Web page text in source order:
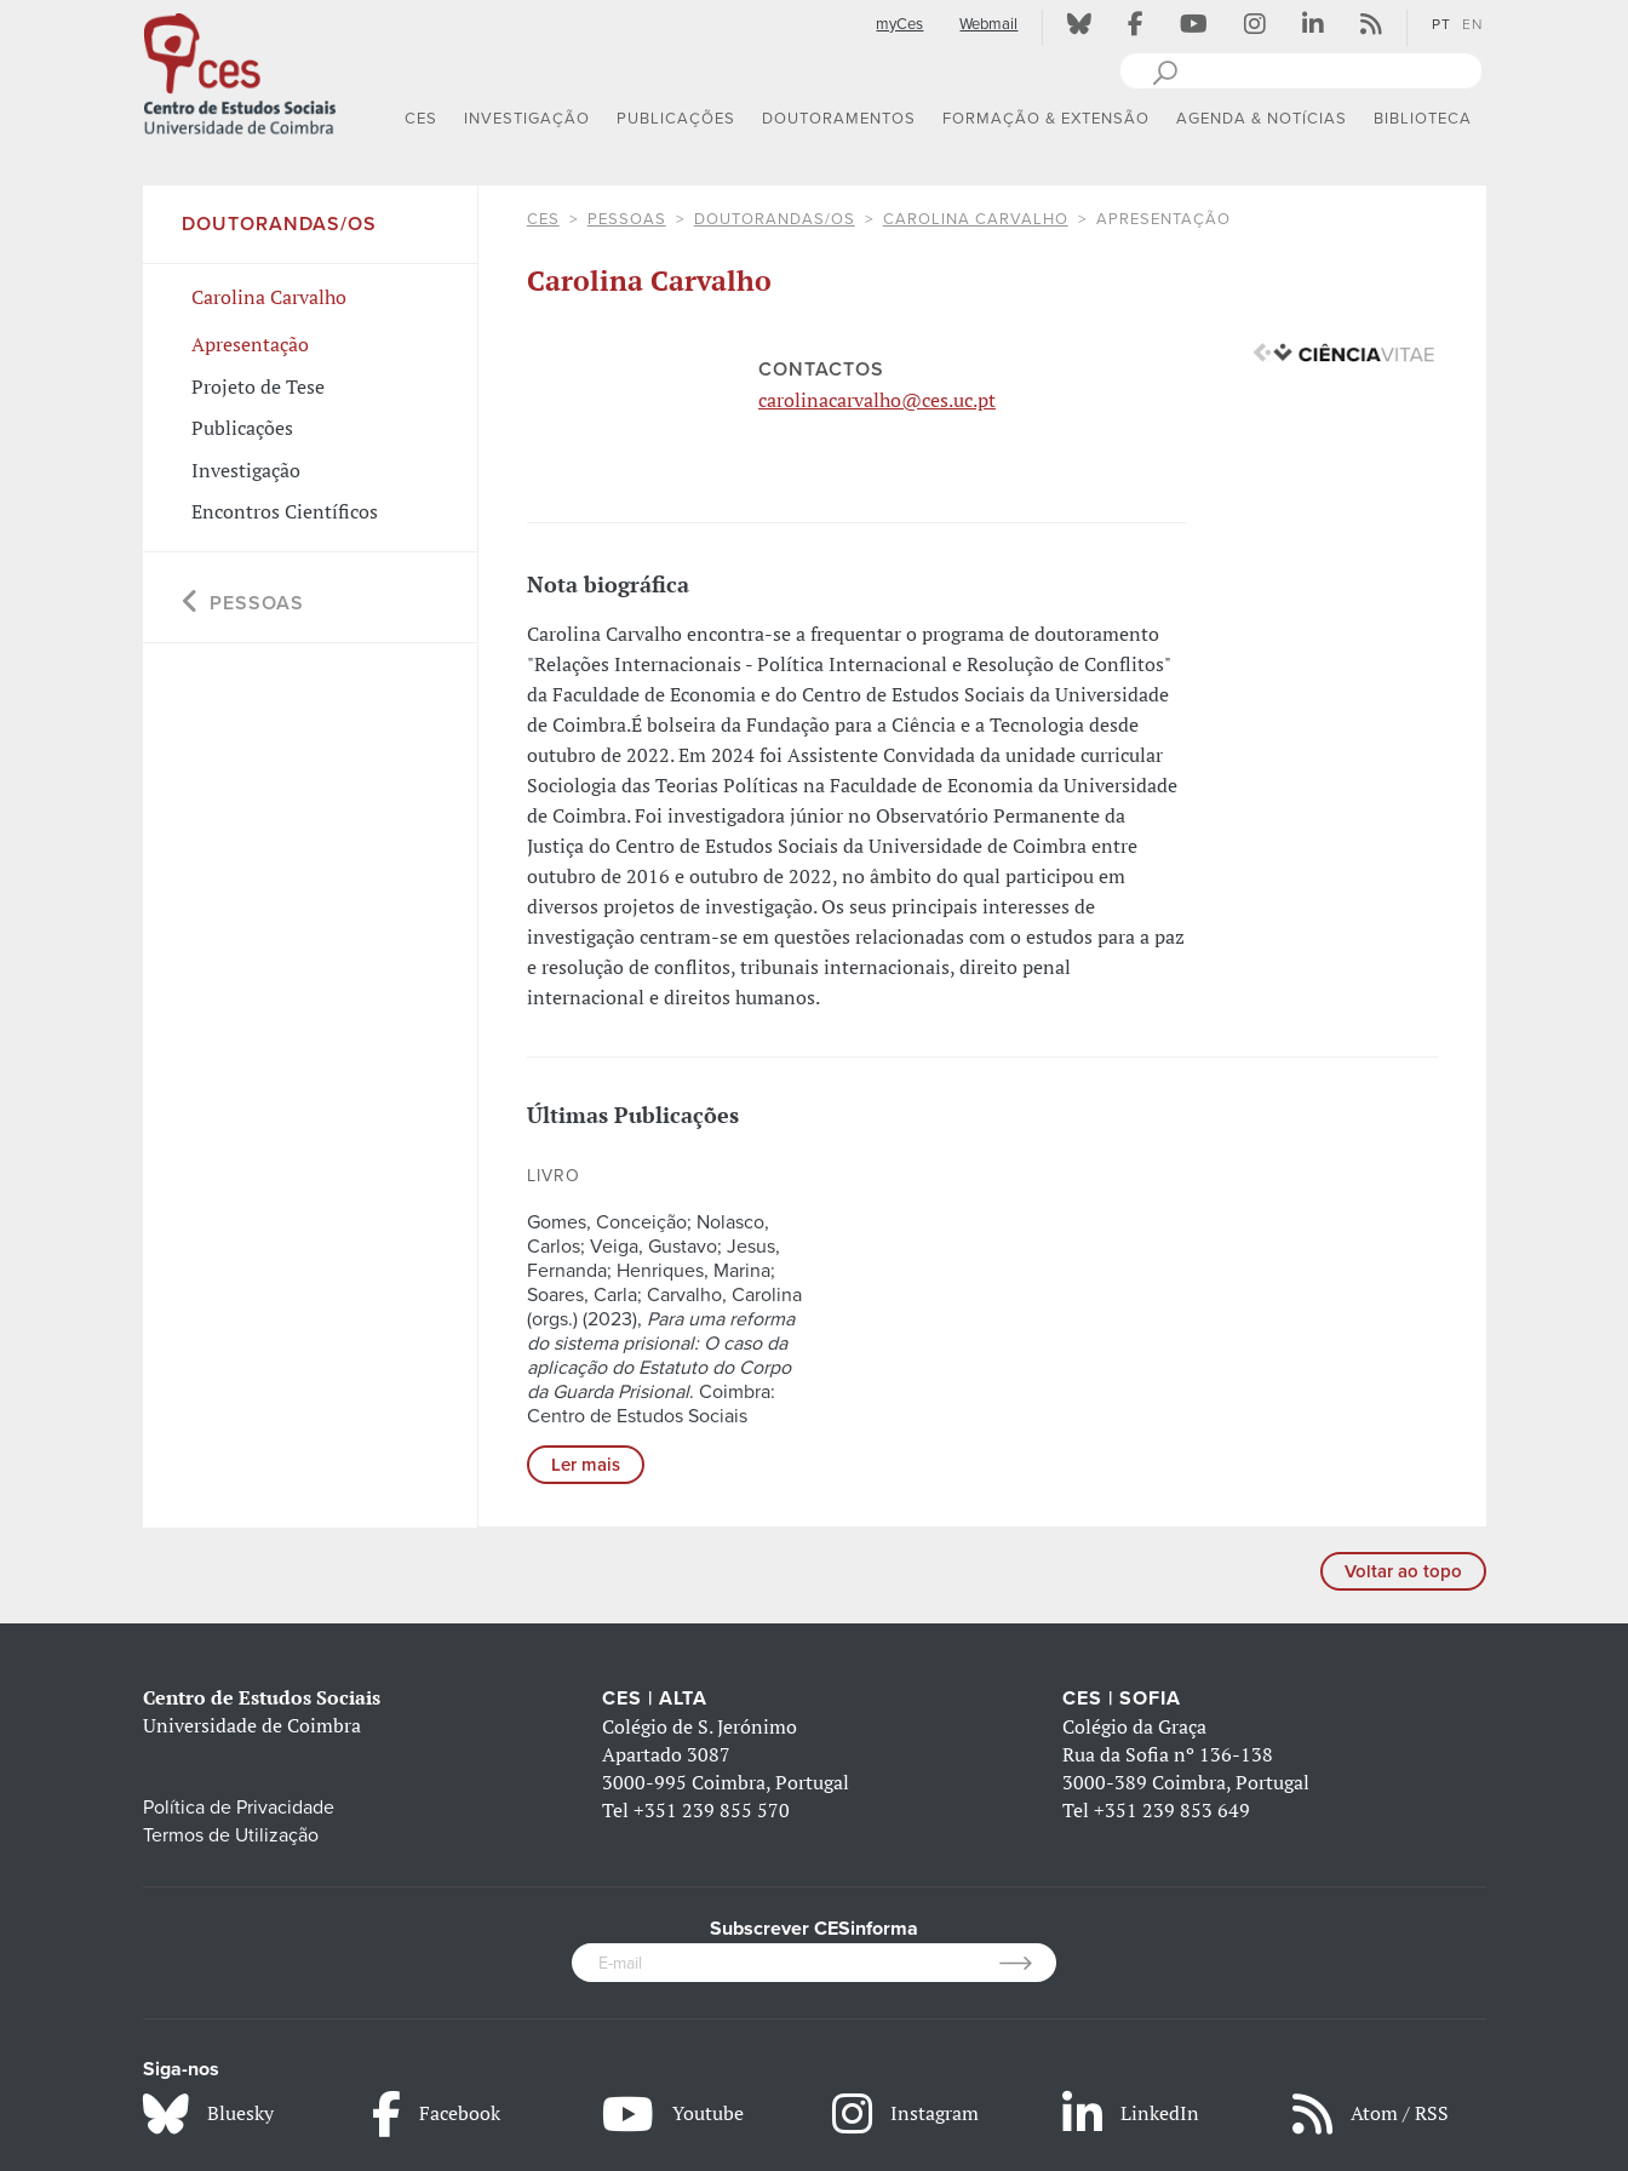
myCes Webmail PT EN
CES INVESTIGAÇÃO PUBLICAÇÕES DOUTORAMENTOS FORMAÇÃO & EXTENSÃO AGENDA & NOTÍCIAS BIBLIOTECA
DOUTORANDAS/OS
Carolina Carvalho
Apresentação
Projeto de Tese
Publicações
Investigação
Encontros Científicos
PESSOAS
CES PESSOAS DOUTORANDAS/OS CAROLINA CARVALHO APRESENTAÇÃO
Carolina Carvalho
CONTACTOS
carolinacarvalho@ces.uc.pt
Nota biográfica
Carolina Carvalho encontra-se a frequentar o programa de doutoramento
"Relações Internacionais - Política Internacional e Resolução de Conflitos"
da Faculdade de Economia e do Centro de Estudos Sociais da Universidade
de Coimbra.É bolseira da Fundação para a Ciência e a Tecnologia desde
outubro de 2022. Em 2024 foi Assistente Convidada da unidade curricular
Sociologia das Teorias Políticas na Faculdade de Economia da Universidade
de Coimbra. Foi investigadora júnior no Observatório Permanente da
Justiça do Centro de Estudos Sociais da Universidade de Coimbra entre
outubro de 2016 e outubro de 2022, no âmbito do qual participou em
diversos projetos de investigação. Os seus principais interesses de
investigação centram-se em questões relacionadas com o estudos para a paz
e resolução de conflitos, tribunais internacionais, direito penal
internacional e direitos humanos.
Últimas Publicações
LIVRO
Gomes, Conceição; Nolasco,
Carlos; Veiga, Gustavo; Jesus,
Fernanda; Henriques, Marina;
Soares, Carla; Carvalho, Carolina
(orgs.) (2023), Para uma reforma
do sistema prisional: O caso da
aplicação do Estatuto do Corpo
da Guarda Prisional. Coimbra:
Centro de Estudos Sociais
Ler mais
Voltar ao topo
Centro de Estudos Sociais
Universidade de Coimbra
Política de Privacidade
Termos de Utilização
CES | ALTA
Colégio de S. Jerónimo
Apartado 3087
3000-995 Coimbra, Portugal
Tel+351 239 855 570
CES | SOFIA
Colégio da Graça
Rua da Sofia nº 136-138
3000-389 Coimbra, Portugal
Tel +351 239 853 649
Subscrever CESinforma
Siga-nos
Bluesky Facebook Youtube Instagram LinkedIn Atom / RSS